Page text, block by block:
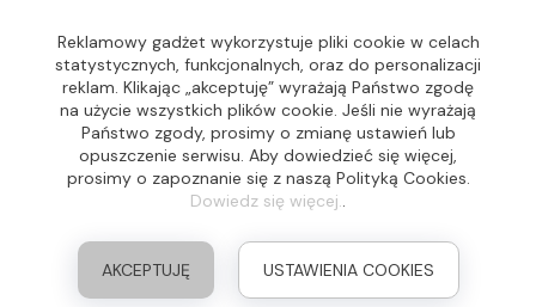
Regulamin
Lokalne Gadżety Reklamowe
Jak zamawiać?
Słownik pojęć
FAQ
Realizacja: Idea4Me.pl, Wszelkie prawa zastrzeżone
Reklamowy gadżet wykorzystuje pliki cookie w celach
statystycznych, funkcjonalnych, oraz do personalizacji
reklam. Klikając „akceptuję” wyrażają Państwo zgodę
na użycie wszystkich plików cookie. Jeśli nie wyrażają
Państwo zgody, prosimy o zmianę ustawień lub
opuszczenie serwisu. Aby dowiedzieć się więcej,
prosimy o zapoznanie się z naszą Polityką Cookies.
Dowiedz się więcej..
AKCEPTUJĘ USTAWIENIA COOKIES